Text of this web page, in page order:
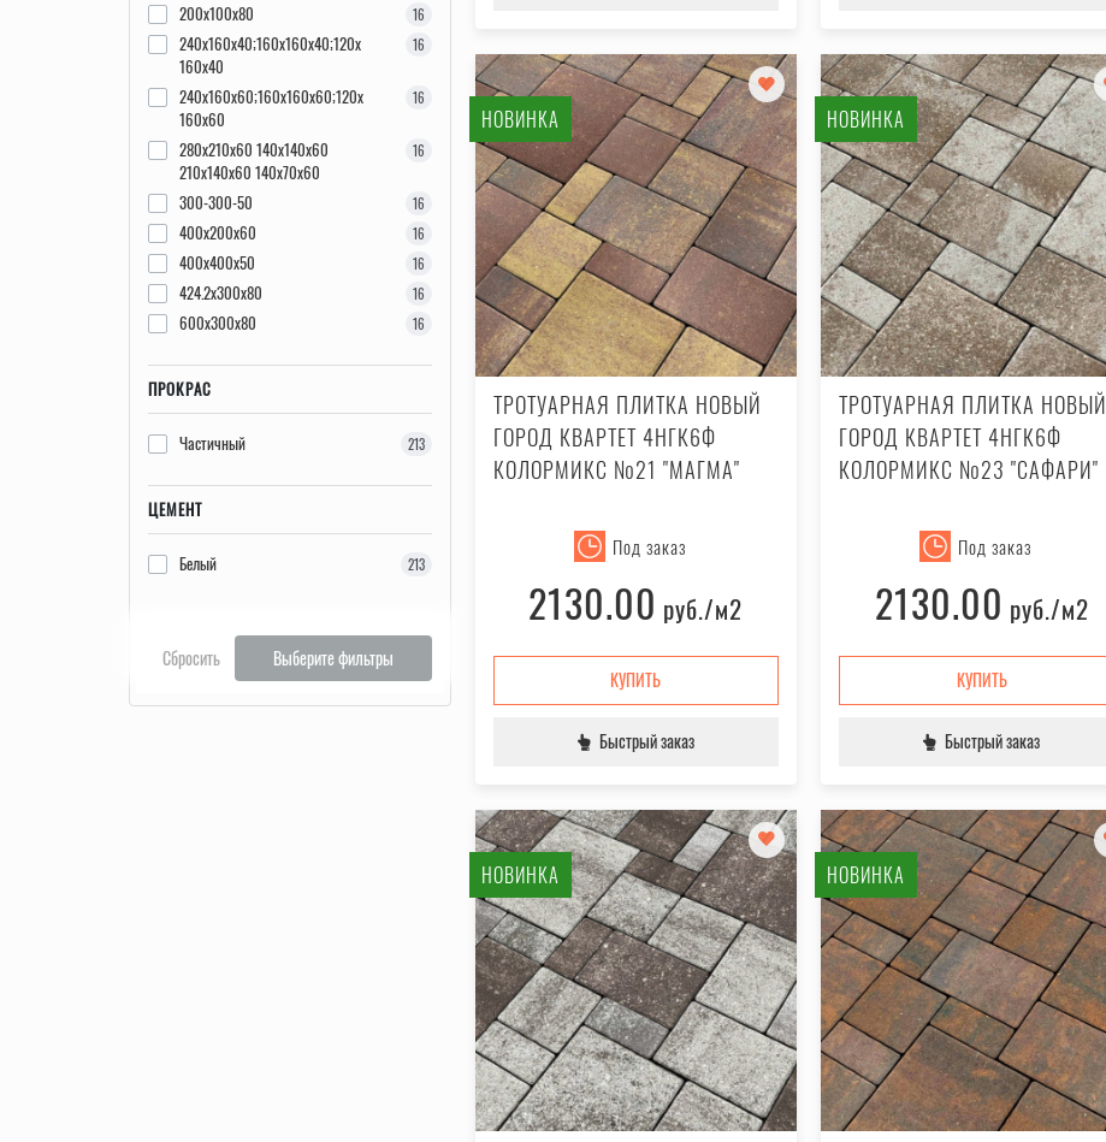
200x100x80 16
240х160х40;160х160х40;120х
160х40
16
240х160х60;160х160х60;120х
160х60
16
280x210x60 140х140х60
210х140х60 140х70х60
16
300-300-50 16
400x200x60 16
400x400x50 16
424.2x300x80 16
600x300x80 16
ПРОКРАС
Частичный 213
ЦЕМЕНТ
Белый 213
Сбросить Выберите фильтры
НОВИНКА
ТРОТУАРНАЯ ПЛИТКА НОВЫЙ
ГОРОД КВАРТЕТ 4НГК6Ф
КОЛОРМИКС №21 "МАГМА"
Под заказ
2130.00 руб./м2
КУПИТЬ
Быстрый заказ
НОВИНКА
ТРОТУАРНАЯ ПЛИТКА НОВЫЙ
ГОРОД КВАРТЕТ 4НГК6Ф
КОЛОРМИКС №23 "САФАРИ"
Под заказ
2130.00 руб./м2
КУПИТЬ
Быстрый заказ
НОВИНКА НОВИНКА